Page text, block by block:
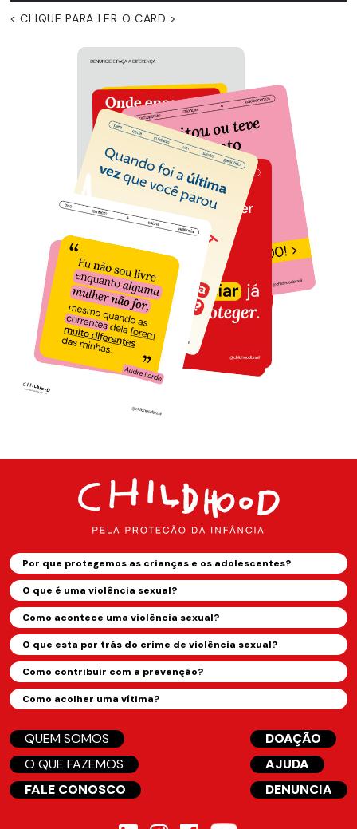
< CLIQUE PARA LER O CARD >
Por que protegemos as crianças e os adolescentes?
O que é uma violência sexual?
Como acontece uma violência sexual?
O que esta por trás do crime de violência sexual?
Como contribuir com a prevenção?
Como acolher uma vítima?
QUEM SOMOS
O QUE FAZEMOS
FALE CONOSCO
DOAÇÃO
AJUDA
DENUNCIA